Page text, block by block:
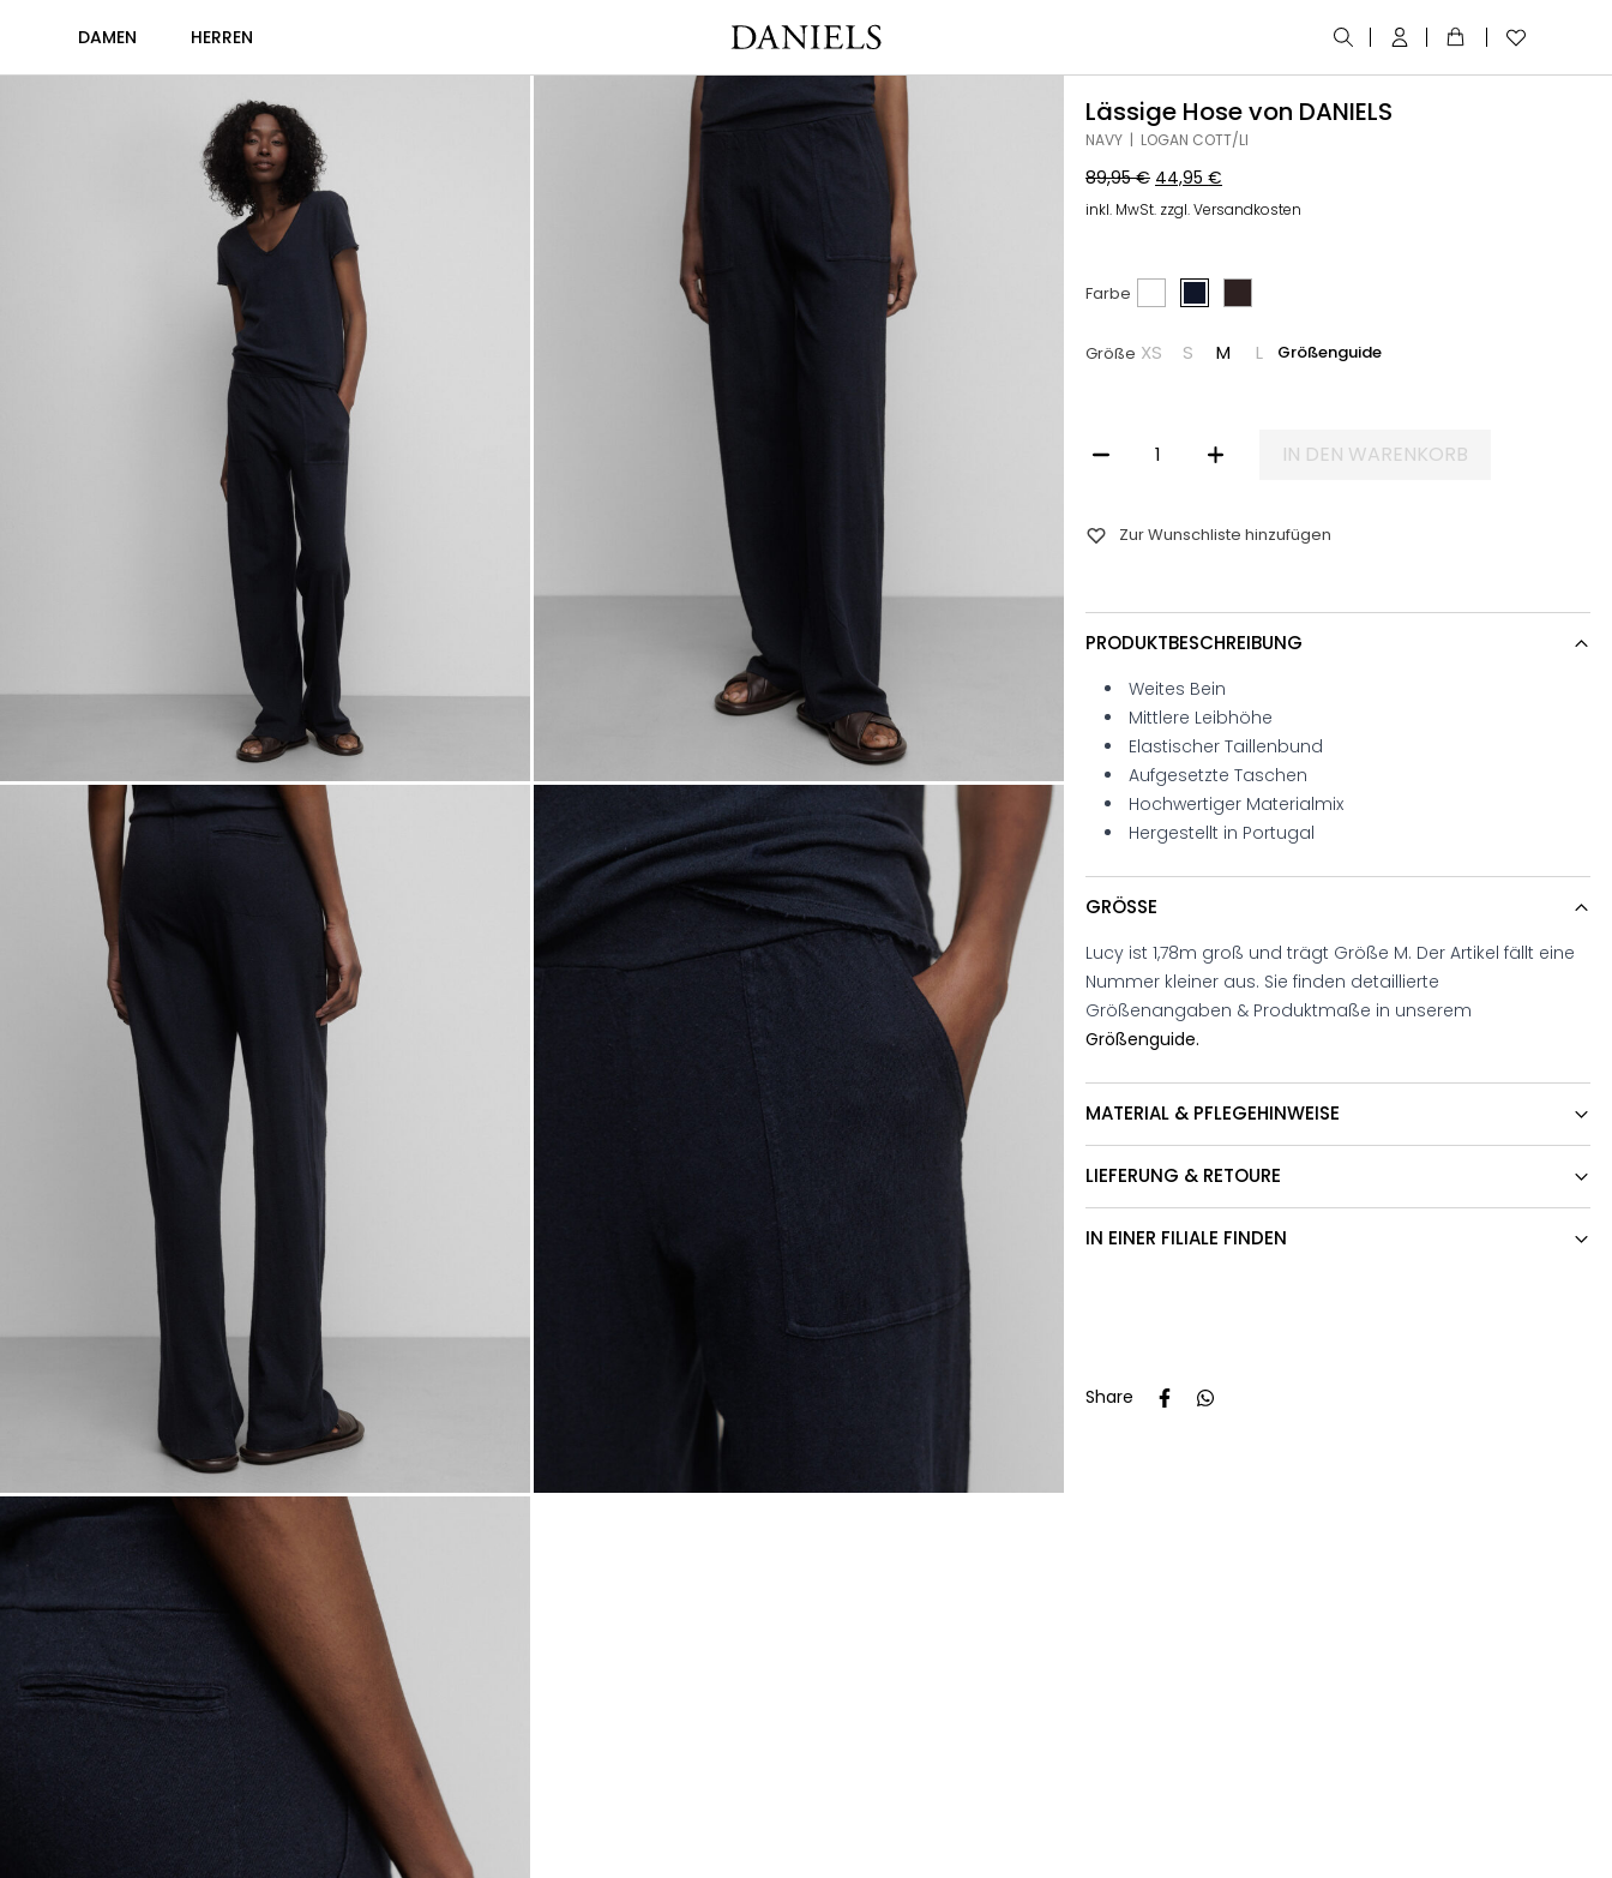
DAMEN HERREN
Lässige Hose von DANIELS
NAVY | LOGAN COTT/LI
89,95€ 44,95€
inkl. MwSt. zzgl. Versandkosten
Farbe
Größe XS S M L Größenguide
LÄSSIGE HOSE VON DANIELS MENGEIN DEN WARENKORB
Zur Wunschliste hinzufügen
PRODUKTBESCHREIBUNG
Weites Bein
Mittlere Leibhöhe
Elastischer Taillenbund
Aufgesetzte Taschen
Hochwertiger Materialmix
Hergestellt in Portugal
GRÖSSE
Lucy ist 1,78m groß und trägt Größe M. Der Artikel fällt eine
Nummer kleiner aus. Sie finden detaillierte
Größenangaben & Produktmaße in unserem
Größenguide.
MATERIAL & PFLEGEHINWEISE
LIEFERUNG & RETOURE
IN EINER FILIALE FINDEN
Share